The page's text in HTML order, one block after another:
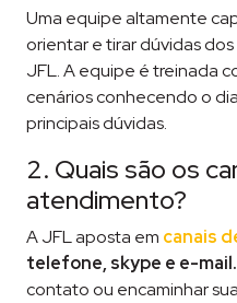
Uma equipe altamente
orientar e tirar dúvidas
JFL. A equipe é treinada
cenários conhecendo o
principais dúvidas.
2. Quais são os
atendimento?
A JFL aposta em canais
telefone, skype e e-mail.
contato ou encaminhar